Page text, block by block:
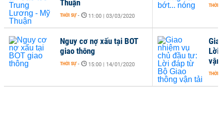
Lời
THỜI
Thuận
THỜI SỰ - 11:00 | 03/03/2020
Nguy cơ nợ xấu tại BOT
giao thông
THỜI SỰ - 15:00 | 14/01/2020
THỜI